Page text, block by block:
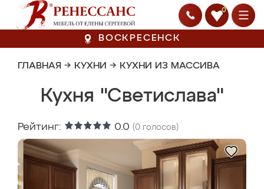
0
ВОСКРЕСЕНСК
ГЛАВНАЯ → КУХНИ → КУХНИ ИЗ МАССИВА
Кухня "Светислава"
Рейтинг: 0.0 (0 голосов)